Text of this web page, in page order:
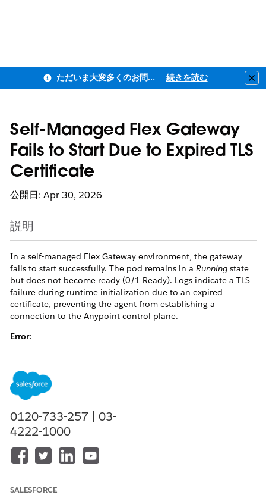
ただいま大変多くのお問い合わせをいただいており、ご連絡までにお時間を頂戴しております 続きを読む
Self-Managed Flex Gateway
Fails to Start Due to Expired TLS
Certificate
公開日: Apr 30, 2026
説明
In a self-managed Flex Gateway environment, the gateway
fails to start successfully. The pod remains in a Running state
but does not become ready (0/1 Ready). Logs indicate a TLS
failure during runtime initialization due to an expired
certificate, preventing the agent from establishing a
connection to the Anypoint control plane.
Error:
解決策
1. EnableDEBUGlogging to identify the source of the TLS
error. Check logs for specific endpoints causing the failure.
2. Test connectivity from the Flex Gateway pod to the control-
plan to confirm the issue.
$ flexctl check connections
0120-733-257 | 03-
4222-1000
SALESFORCE